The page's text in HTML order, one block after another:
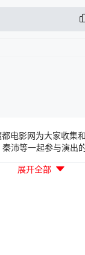
电影网为大家收
沛等一起参与演
用过的小巴开始
，便开始教授她一
给他的生母抚养，
到了一起。
展开全部